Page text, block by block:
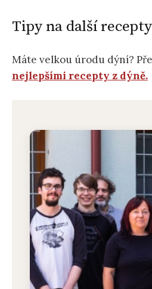
Tipy na další
Máte velkou úrodu dýní?
nejlepšími recepty z dýně.